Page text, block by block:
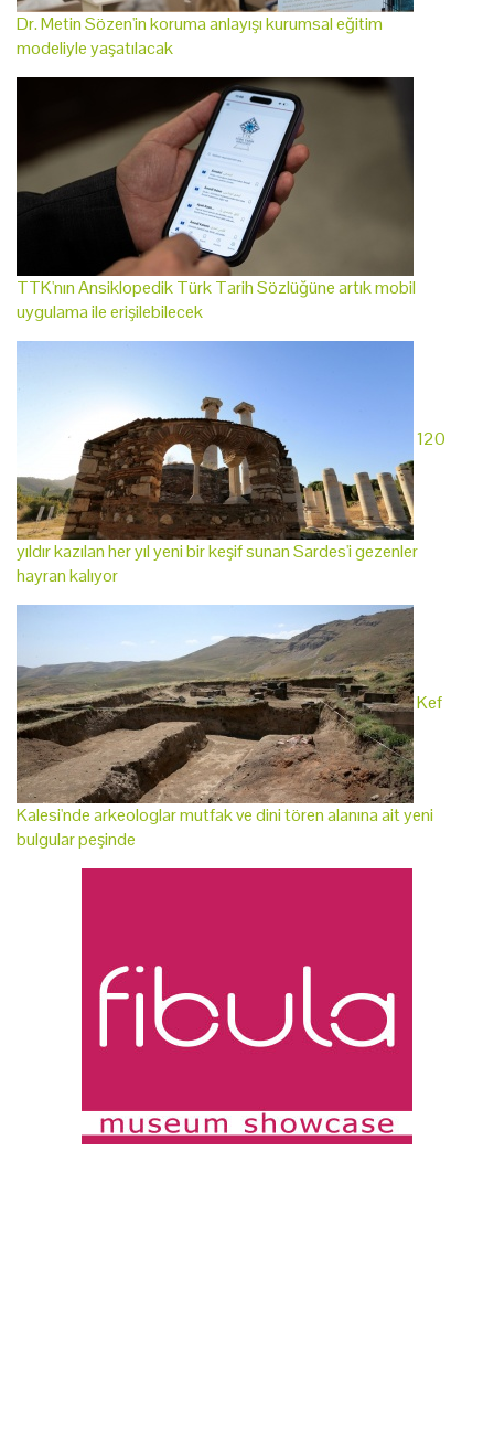
Dr. Metin Sözen'in koruma anlayışı kurumsal eğitim
modeliyle yaşatılacak
TTK'nın Ansiklopedik Türk Tarih Sözlüğüne artık mobil
uygulama ile erişilebilecek
120
yıldır kazılan her yıl yeni bir keşif sunan Sardes'i gezenler
hayran kalıyor
Kef
Kalesi'nde arkeologlar mutfak ve dini tören alanına ait yeni
bulgular peşinde